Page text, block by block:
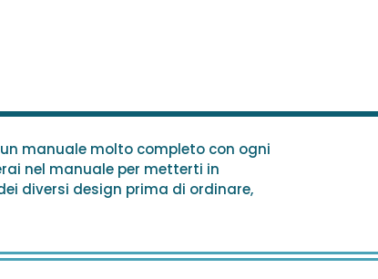
manuale molto completo con ogni
nel manuale per metterti in
diversi design prima di ordinare,